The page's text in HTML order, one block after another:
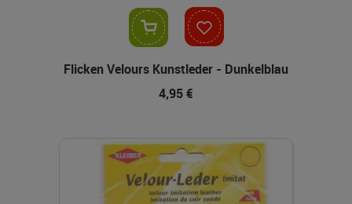
Flicken Velours Kunstleder - Dunkelblau
4,95 €